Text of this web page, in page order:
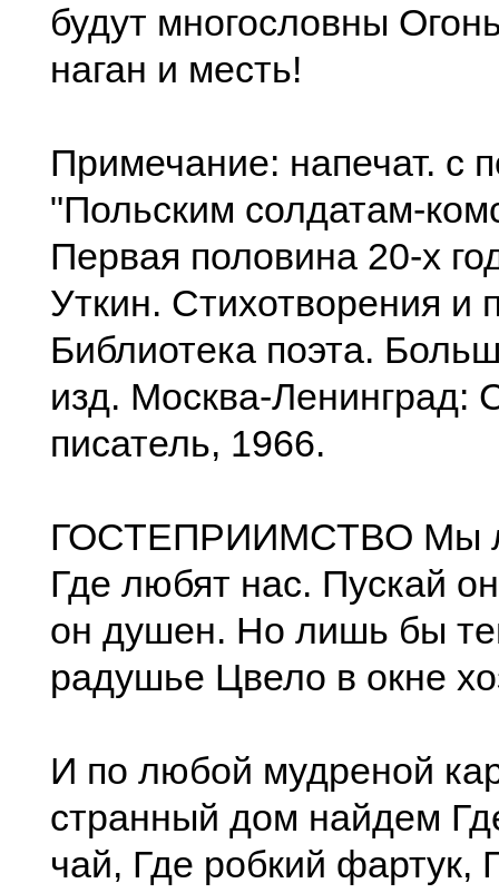
будут многословны
наган и месть!
Примечание: напечат. с
"Польским солдатам-
Первая половина 20-х
Уткин. Стихотворения и
Библиотека поэта.
изд. Москва-Ленинград:
писатель, 1966.
ГОСТЕПРИИМСТВО Мы
Где любят нас. Пускай
он душен. Но лишь бы
радушье Цвело в окне
И по любой мудреной
странный дом найдем
чай, Где робкий фартук,